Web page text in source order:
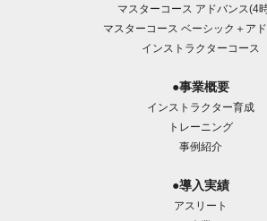
マスターコース アドバンス(4
マスターコース ベーシック＋ア
インストラクターコース
●事業概要
インストラクター育成
トレーニング
事例紹介
●導入実績
アスリート